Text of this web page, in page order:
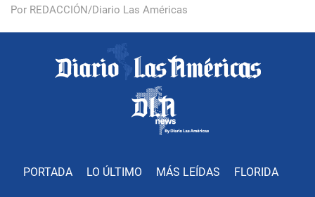
Por REDACCIÓN/Diario Las Américas
PORTADA LO ÚLTIMO MÁS LEÍDAS FLORIDA